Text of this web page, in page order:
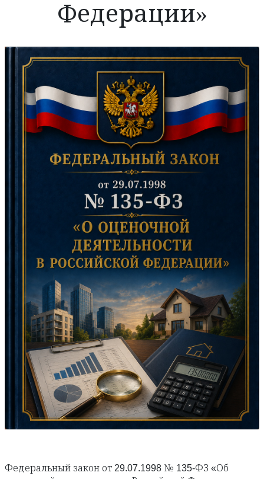
Федерации»
Федеральный закон от 29.07.1998 № 135-ФЗ «Об